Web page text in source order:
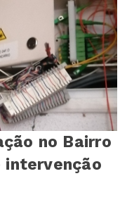
no Bairro
intervenção